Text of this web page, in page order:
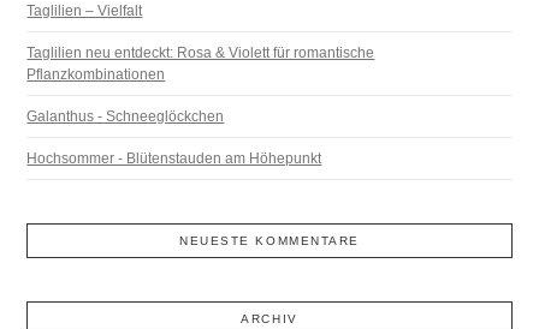
Taglilien – Vielfalt
Taglilien neu entdeckt: Rosa & Violett für romantische
Pflanzkombinationen
Galanthus - Schneeglöckchen
Hochsommer - Blütenstauden am Höhepunkt
NEUESTE KOMMENTARE
ARCHIV